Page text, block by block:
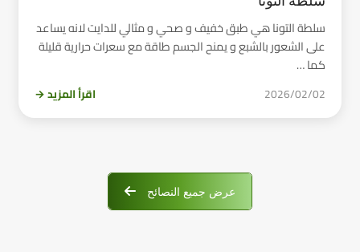
سلطة التونا هي طبق خفيف و صحي و مثالي للدايت لانه يساعد
على الشعور بالشبع و يمنح الجسم طاقة مع سعرات حرارية قليلة
كما …
2026/02/02 اقرأ المزيد →
عرض جميع النصائح